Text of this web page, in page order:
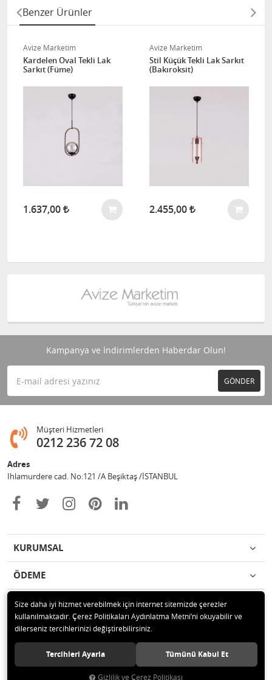
Benzer Ürünler
Avize Marketim
Kardelen Oval Tekli Lak
Sarkıt (Füme)
1.637,00
Avize Marketim
Stil Küçük Tekli Lak Sarkıt
(Bakıroksit)
2.455,00
Kampanya ve İndirimlerden Haberdar Olun!
GÖNDER
Müşteri Hizmetleri
0212 236 72 08
Adres
Ihlamurdere cad. No:121 /A Beşiktaş /İSTANBUL
KURUMSAL
ÖDEME
İLETİŞİM
© 2020 Avize Marketim Tüm hakları saklıdır.
Size daha iyi hizmet verebilmek için internet sitemizde çerezler
kullanılmaktadır. Çerez Politikaları Aydınlatma Metni’ni okuyabilir ve
dilerseniz tercihlerinizi değiştirebilirsiniz.
Tercihleri Ayarla Tümünü Kabul Et
Gizlilik ve Çerez Politikası